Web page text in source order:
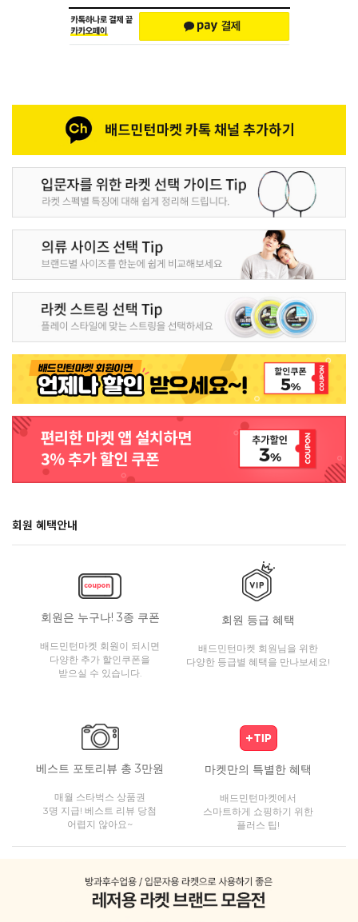
회원 혜택안내
회원은 누구나! 3종 쿠폰
배드민턴마켓 회원이 되시면
다양한 추가 할인쿠폰을
받으실 수 있습니다.
회원 등급 혜택
배드민턴마켓 회원님을 위한
다양한 등급별 혜택을 만나보세요!
베스트 포토리뷰 총 3만원
매월 스타벅스 상품권
3명 지급! 베스트 리뷰 당첨
어렵지 않아요~
마켓만의 특별한 혜택
배드민턴마켓에서
스마트하게 쇼핑하기 위한
플러스 팁!